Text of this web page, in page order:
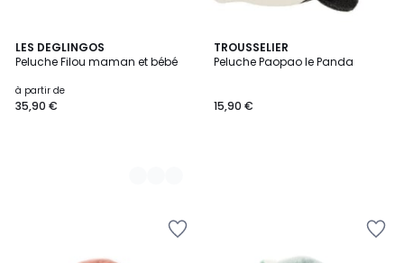
LES DEGLINGOS
Peluche Filou maman et bébé
à partir de
35,90 €
2
Couleurs
TROUSSELIER
Peluche Paopao le Panda
15,90 €